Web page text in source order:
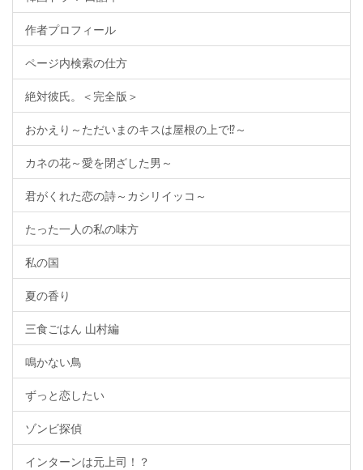
作者プロフィール
ページ内検索の仕方
絶対彼氏。＜完全版＞
おかえり～ただいまのキスは屋根の上で⁉～
カネの花～愛を閉ざした男～
君がくれた恋の詩～カシリイッコ～
たった一人の私の味方
私の国
夏の香り
三食ごはん 山村編
鳴かない鳥
ずっと恋したい
ゾンビ探偵
インターンは元上司！？